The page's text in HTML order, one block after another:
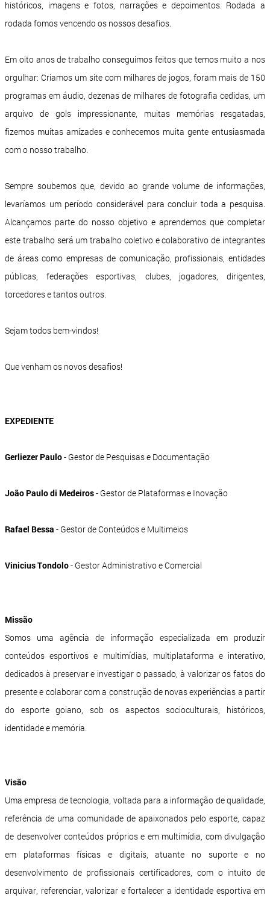
históricos, imagens e fotos, narrações e depoimentos. Rodada a
rodada fomos vencendo os nossos desafios.
Em oito anos de trabalho conseguimos feitos que temos muito a nos
orgulhar: Criamos um site com milhares de jogos, foram mais de 150
programas em áudio, dezenas de milhares de fotografia cedidas, um
arquivo de gols impressionante, muitas memórias resgatadas,
fizemos muitas amizades e conhecemos muita gente entusiasmada
com o nosso trabalho.
Sempre soubemos que, devido ao grande volume de informações,
levaríamos um período considerável para concluir toda a pesquisa.
Alcançamos parte do nosso objetivo e aprendemos que completar
este trabalho será um trabalho coletivo e colaborativo de integrantes
de áreas como empresas de comunicação, profissionais, entidades
públicas, federações esportivas, clubes, jogadores, dirigentes,
torcedores e tantos outros.
Sejam todos bem-vindos!
Que venham os novos desafios!
EXPEDIENTE
Gerliezer Paulo- Gestor de Pesquisas e Documentação
João Paulo di Medeiros- Gestor de Plataformas e Inovação
Rafael Bessa - Gestor de Conteúdos e Multimeios
Vinicius Tondolo- Gestor Administrativo e Comercial
Missão
Somos uma agência de informação especializada em produzir
conteúdos esportivos e multimídias, multiplataforma e interativo,
dedicados à preservar e investigar o passado, à valorizar os fatos do
presente e colaborar com a construção de novas experiências a partir
do esporte goiano, sob os aspectos socioculturais, históricos,
identidade e memória.
Visão
Uma empresa de tecnologia, voltada para a informação de qualidade,
referência de uma comunidade de apaixonados pelo esporte, capaz
de desenvolver conteúdos próprios e em multimídia, com divulgação
em plataformas físicas e digitais, atuante no suporte e no
desenvolvimento de profissionais certificadores, com o intuito de
arquivar, referenciar, valorizar e fortalecer a identidade esportiva em